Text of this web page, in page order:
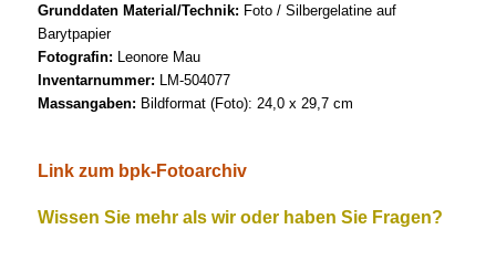
Grunddaten Material/Technik: Foto / Silbergelatine auf
Barytpapier
Fotografin:
Leonore Mau
Inventarnummer:
LM-504077
Massangaben: Bildformat (Foto): 24,0 x 29,7 cm
Link zum bpk-Fotoarchiv
Wissen Sie mehr als wir oder haben Sie Fragen?